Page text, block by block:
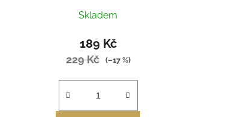
Skladem
189 Kč
229 Kč (–17 %)